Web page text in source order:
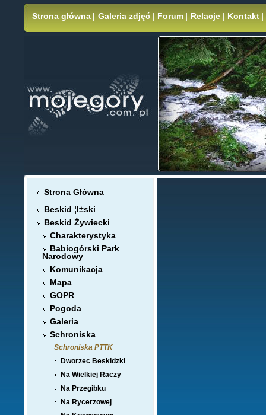
Strona główna | Galeria zdjęć | Forum | Relacje | Kontakt |
Strona Główna
Beskid ¦l±ski
Beskid Żywiecki
Charakterystyka
Babiogórski Park
Narodowy
Komunikacja
Mapa
GOPR
Pogoda
Galeria
Schroniska
Schroniska PTTK
Dworzec Beskidzki
Na Wielkiej Raczy
Na Przegibku
Na Rycerzowej